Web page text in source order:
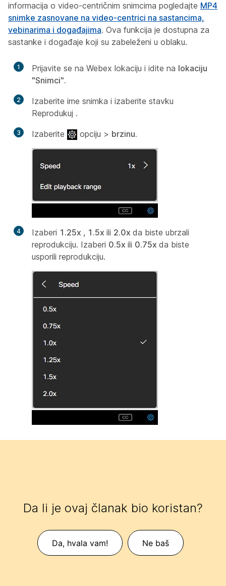
informacija o video-centričnim snimcima pogledajte MP4
snimke zasnovane na video-centrici na sastancima,
vebinarima i događajima. Ova funkcija je dostupna za
sastanke i događaje koji su zabeleženi u oblaku.
1 Prijavite se na Webex lokaciju i idite na lokaciju
"Snimci".
2
Izaberite ime snimka i izaberite stavku
Reprodukuj .
3 Izaberite opciju > brzinu.
4 Izaberi 1.25x , 1.5x ili 2.0x da biste ubrzali
reprodukciju. Izaberi 0.5x ili 0.75x da biste
usporili reprodukciju.
Da li je ovaj članak bio koristan?
Da, hvala vam! Ne baš